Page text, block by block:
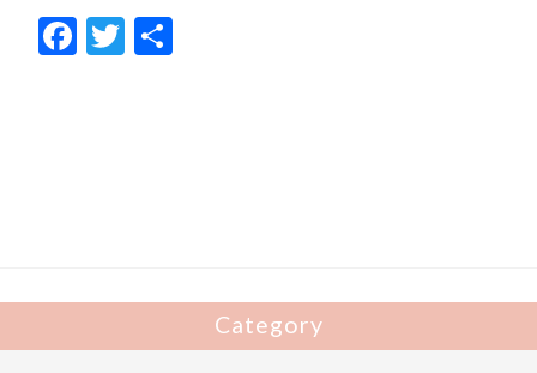
F
ac
T
w
Category